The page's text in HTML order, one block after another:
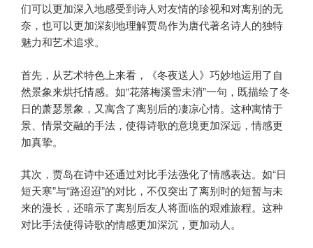
们可以更加深入地感受到诗人对友情的珍视和对离别的无
奈，也可以更加深刻地理解贾岛作为唐代著名诗人的独特
魅力和艺术追求。
首先，从艺术特色上来看，《冬夜送人》巧妙地运用了自
然景象来烘托情感。如“花落梅溪雪未消”一句，既描绘了冬
日的萧瑟景象，又寓含了离别后的凄凉心情。这种寓情于
景、情景交融的手法，使得诗歌的意境更加深远，情感更
加真挚。
其次，贾岛在诗中还通过对比手法强化了情感表达。如“日
短天寒”与“路迢迢”的对比，不仅突出了离别时的短暂与未
来的漫长，还暗示了离别后友人将面临的艰难旅程。这种
对比手法使得诗歌的情感更加深沉，更加动人。